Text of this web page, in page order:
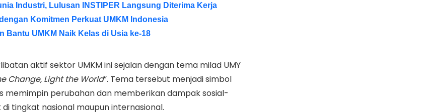
Industri, Lulusan INSTIPER Langsung Diterima Kerja
Komitmen Perkuat UMKM Indonesia
Bantu UMKM Naik Kelas di Usia ke-18
aktif sektor UMKM ini sejalan dengan tema milad UMY
Change, Light the World”. Tema tersebut menjadi simbol
memimpin perubahan dan memberikan dampak sosial-
tingkat nasional maupun internasional.